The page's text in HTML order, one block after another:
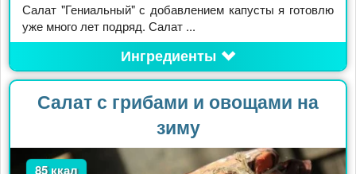
Салат "Гениальный" с добавлением капусты я готовлю
уже много лет подряд. Салат ...
Ингредиенты
Салат с грибами и овощами на
зиму
85 ккал